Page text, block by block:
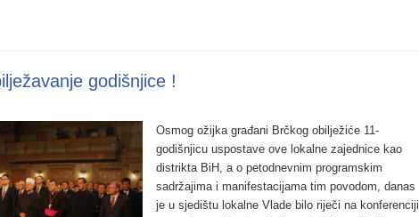
godišnjice !
Osmog ožijka građani Brčkog obilježiće 11-
godišnjicu uspostave ove lokalne zajednice kao
distrikta BiH, a o petodnevnim programskim
sadržajima i manifestacijama tim povodom, danas
je u sjedištu lokalne Vlade bilo riječi na konferenciji